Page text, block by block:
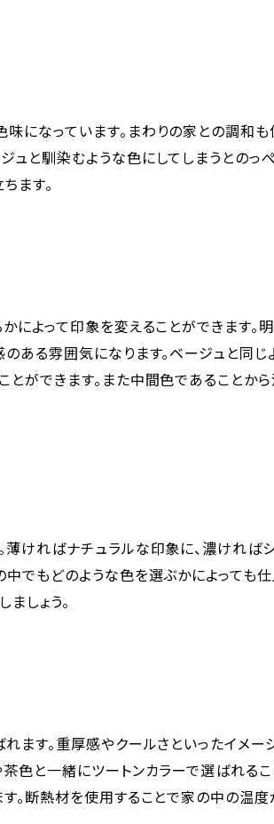
なっています。まわりの家との調和も
と馴染むような色にしてしまうとのっ
ます。
によって印象を変えることができます。
ある雰囲気になります。ベージュと同
ができます。また中間色であることか
ければナチュラルな印象に、濃ければ
でもどのような色を選ぶかによっても
しょう。
ます。重厚感やクールさといったイメー
色と一緒にツートンカラーで選ばれる
。断熱材を使用することで家の中の温